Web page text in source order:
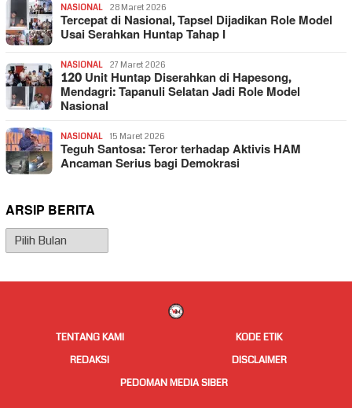
NASIONAL 28 Maret 2026
Tercepat di Nasional, Tapsel Dijadikan Role Model
Usai Serahkan Huntap Tahap I
NASIONAL 27 Maret 2026
120 Unit Huntap Diserahkan di Hapesong,
Mendagri: Tapanuli Selatan Jadi Role Model
Nasional
NASIONAL 15 Maret 2026
Teguh Santosa: Teror terhadap Aktivis HAM
Ancaman Serius bagi Demokrasi
ARSIP BERITA
Arsip
Berita
TENTANG KAMI
KODE ETIK
REDAKSI
DISCLAIMER
PEDOMAN MEDIA SIBER